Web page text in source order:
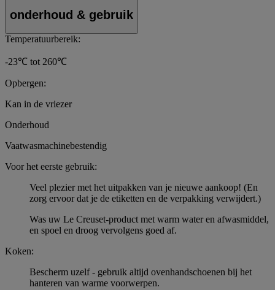
onderhoud & gebruik
Temperatuurbereik:
-23℃ tot 260℃
Opbergen:
Kan in de vriezer
Onderhoud
Vaatwasmachinebestendig
Voor het eerste gebruik:
Veel plezier met het uitpakken van je nieuwe aankoop! (En
zorg ervoor dat je de etiketten en de verpakking verwijdert.)
Was uw Le Creuset-product met warm water en afwasmiddel,
en spoel en droog vervolgens goed af.
Koken:
Bescherm uzelf - gebruik altijd ovenhandschoenen bij het
hanteren van warme voorwerpen.